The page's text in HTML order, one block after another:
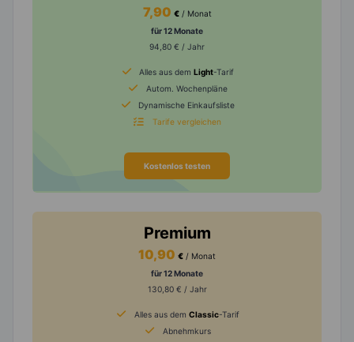
7,90 € / Monat
für 12 Monate
94,80 € / Jahr
Alles aus dem Light-Tarif
Autom. Wochenpläne
Dynamische Einkaufsliste
Tarife vergleichen
Kostenlos testen
Premium
10,90 € / Monat
für 12 Monate
130,80 € / Jahr
Alles aus dem Classic-Tarif
Abnehmkurs